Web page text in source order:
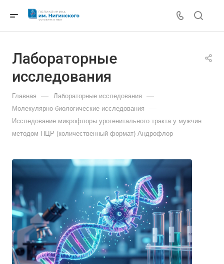
Лабораторные
исследования
Главная — Лабораторные исследования —
Молекулярно-биологические исследования —
Исследование микрофлоры урогенитального тракта у мужчин
методом ПЦР (количественный формат) Андрофлор